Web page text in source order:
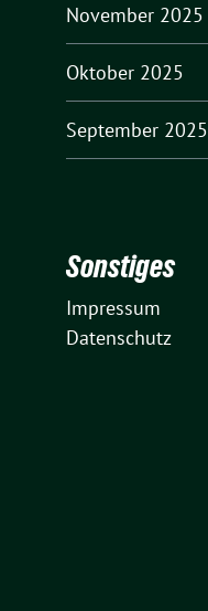
November 2025
Oktober 2025
September 2025
Sonstiges
Impressum
Datenschutz